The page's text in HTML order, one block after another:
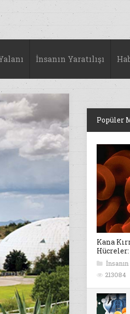
İnsanın Yaratılışı
Popüler
Kana
İnsanın
213084